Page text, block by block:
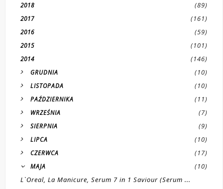
2018 (89)
2017 (161)
2016 (59)
2015 (101)
2014 (146)
GRUDNIA (10)
LISTOPADA (10)
PAŹDZIERNIKA (11)
WRZEŚNIA (7)
SIERPNIA (9)
LIPCA (10)
CZERWCA (17)
MAJA
(10)
L`Oreal, La Manicure, Serum 7 in 1 Saviour (Serum ...